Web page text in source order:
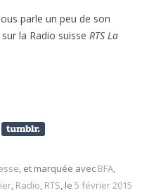
parle un peu de son
sur la Radio suisse RTS La
, et marquée avec BFA,
, Radio, RTS, le 5 février 2015